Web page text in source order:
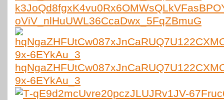
oViV_nlHuUWL36CcaDwx_5FqZBmuG
9x-6EYkAu_3